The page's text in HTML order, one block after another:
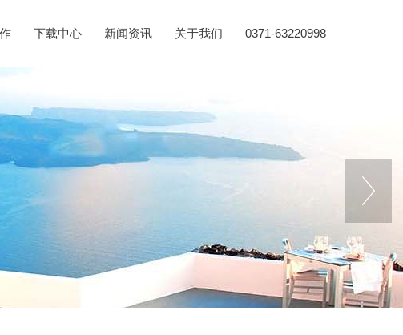
下载中心 新闻资讯 关于我们 0371-63220998